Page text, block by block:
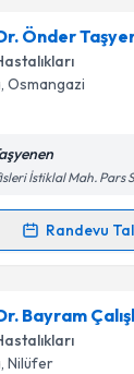
Önder
, Osmangazi
İstiklal Mah. Pars
Randevu
Takvimi Talebi
Taşyenen
bu uzmandan
e-
Bayram
, Nilüfer